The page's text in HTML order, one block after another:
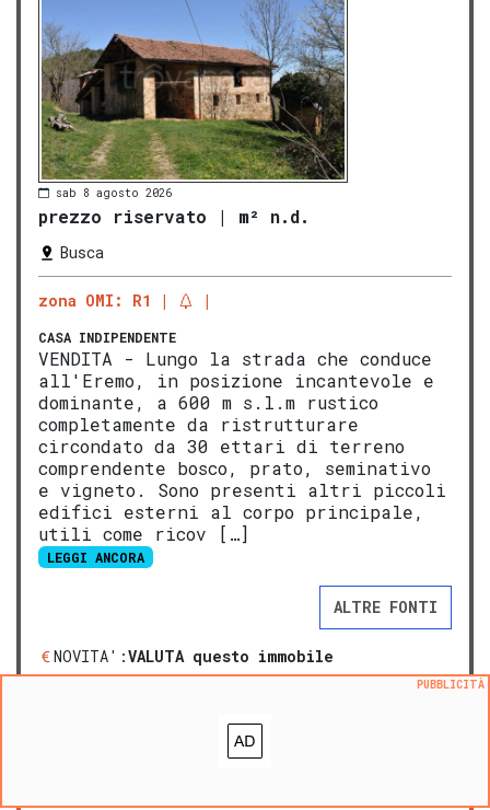
sab 8 agosto 2026
prezzo riservato | m² n.d.
Busca
zona OMI: R1
CASA INDIPENDENTE
VENDITA - Lungo la strada che conduce
all'Eremo, in posizione incantevole e
dominante, a 600 m s.l.m rustico
completamente da ristrutturare
circondato da 30 ettari di terreno
comprendente bosco, prato, seminativo
e vigneto. Sono presenti altri piccoli
edifici esterni al corpo principale,
utili come ricov […]
LEGGI ANCORA
ALTRE FONTI
NOVITA':VALUTA questo immobile
PUBBLICITÀ